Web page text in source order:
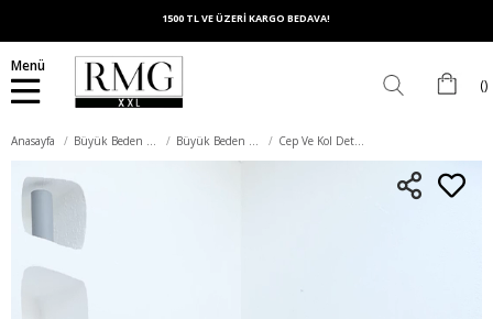
1500 TL VE ÜZERİ KARGO BEDAVA!
Menü
Anasayfa Büyük Beden Üst Giyim Büyük Beden Bluz Cep Ve Kol Detaylı Vual Viskon Yırtmaçlı Büyük Beden Vizon Tunik